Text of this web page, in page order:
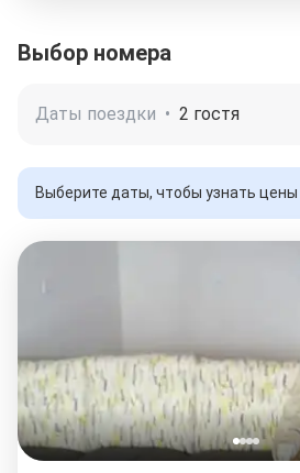
Выбор номера
Даты поездки • 2 гостя
Выберите даты, чтобы узнать цены